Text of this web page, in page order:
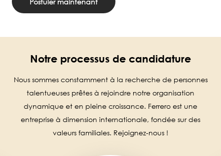
Notre processus de candidature
Nous sommes constamment à la recherche de personnes
talentueuses prêtes à rejoindre notre organisation
dynamique et en pleine croissance. Ferrero est une
entreprise à dimension internationale, fondée sur des
valeurs familiales. Rejoignez-nous !